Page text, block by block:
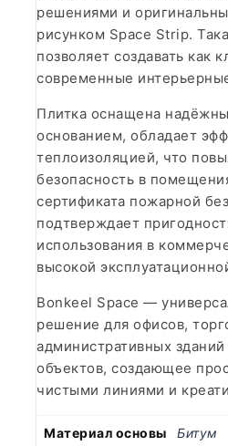
решениями и
рисунком Space Strip.
позволяет создавать как
современные
Плитка оснащена
основанием, обладает
теплоизоляцией, что
безопасность в
сертификата пожарной
подтверждает
использования в
высокой
Bonkeel Space —
решение для офисов,
административных
объектов, создающее
чистыми линиями и
Материал основы Битум